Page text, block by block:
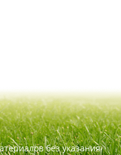
без указания